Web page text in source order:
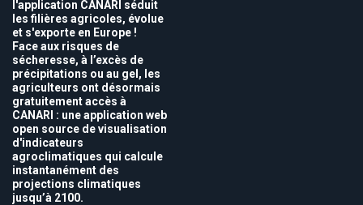
l'application CANARI séduit
les filières agricoles, évolue
et s'exporte en Europe !
Face aux risques de
sécheresse, à l’excès de
précipitations ou au gel, les
agriculteurs ont désormais
gratuitement accès à
CANARI : une application web
open source de visualisation
d'indicateurs
agroclimatiques qui calcule
instantanément des
projections climatiques
jusqu’à 2100.